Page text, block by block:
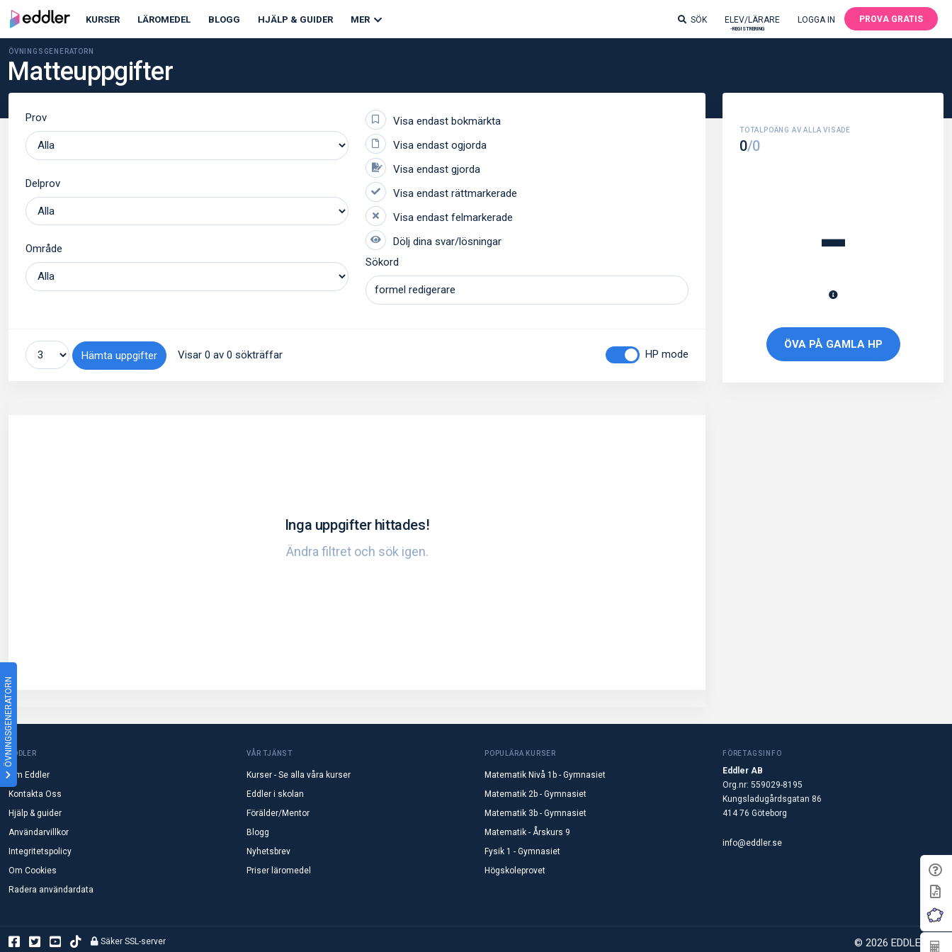
ÖVNINGSGENERATORN
KURSER LÄROMEDEL BLOGG HJÄLP & GUIDER MER SÖK ELEV/LÄRARE
-REGISTRERING
LOGGA IN PROVA GRATIS
ÖVNINGSGENERATORN
Matteuppgifter
Prov
Delprov
Område
Visa endast bokmärkta
Visa endast ogjorda
Visa endast gjorda
Dölj dina svar/lösningar
Sökord
Hämta uppgifter Visar 0 av 0 sökträffar HP mode
Inga uppgifter hittades!
Ändra filtret och sök igen.
0/0
-
ÖVA PÅ GAMLA HP
EDDLER
Om Eddler
Kontakta Oss
Hjälp & guider
Användarvillkor
Integritetspolicy
Om Cookies
Radera användardata
VÅR TJÄNST
Kurser - Se alla våra kurser
Eddler i skolan
Förälder/Mentor
Blogg
Nyhetsbrev
Priser läromedel
POPULÄRA KURSER
Matematik Nivå 1b - Gymnasiet
Matematik 2b - Gymnasiet
Matematik 3b - Gymnasiet
Matematik - Årskurs 9
Fysik 1 - Gymnasiet
Högskoleprovet
FÖRETAGSINFO
Eddler AB
Org.nr: 559029-8195
Kungsladugårdsgatan 86
414 76 Göteborg
info@eddler.se
© 2026 EDDLER AB
Säker SSL-server